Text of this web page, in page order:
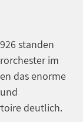
standen
im
das enorme
deutlich.